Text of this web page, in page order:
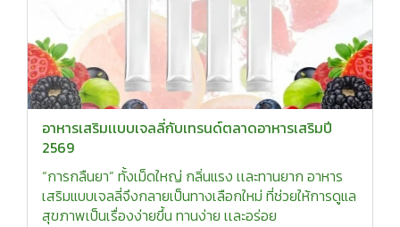
อาหารเสริมเเบบเจลลี่กับเทรนด์ตลาดอาหารเสริมปี
2569
“การกลืนยา” ทั้งเม็ดใหญ่ กลิ่นแรง เเละทานยาก อาหาร
เสริมแบบเจลลี่จึงกลายเป็นทางเลือกใหม่ ที่ช่วยให้การดูแล
สุขภาพเป็นเรื่องง่ายขึ้น ทานง่าย เเละอร่อย